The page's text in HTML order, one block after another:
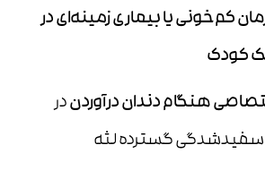
کم‌خونی یا بیماری زمینه‌ای در
کودک
هنگام دندان درآوردندر
سفیدشدگی گسترده لثه